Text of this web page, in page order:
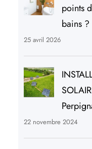
points
bains ?
25 avril 2026
22 novembre 2024